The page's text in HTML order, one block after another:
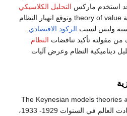
استخدم ماركس التحليل الكلاسيكي
ليؤسس عليه نظريته في القيمة theory of value وتوقع انهيار النظام
وليس لسبب الركود الاقتصادي
مقولته تأكيد تناقضات النظام
ديناميكية النظام وعرض آليات
تصدرت نظريات النماذج الكنزية The Keynesian models theories
أزمة الركود الاقتصادي التي سادت العالم في السنوات 1929- 1933،